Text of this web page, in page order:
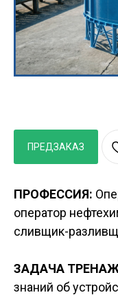
ПРЕДЗАКАЗ
ПРОФЕССИЯ:
оператор
сливщик-
ЗАДАЧА
знаний об